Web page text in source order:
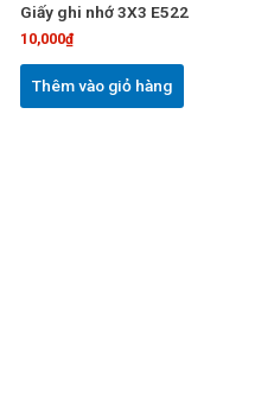
Giấy ghi nhớ 3X3 E522
10,000₫
Thêm vào giỏ hàng